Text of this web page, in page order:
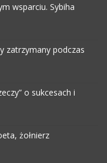
wsparciu. Sybiha
zatrzymany podczas
o sukcesach i
żołnierz